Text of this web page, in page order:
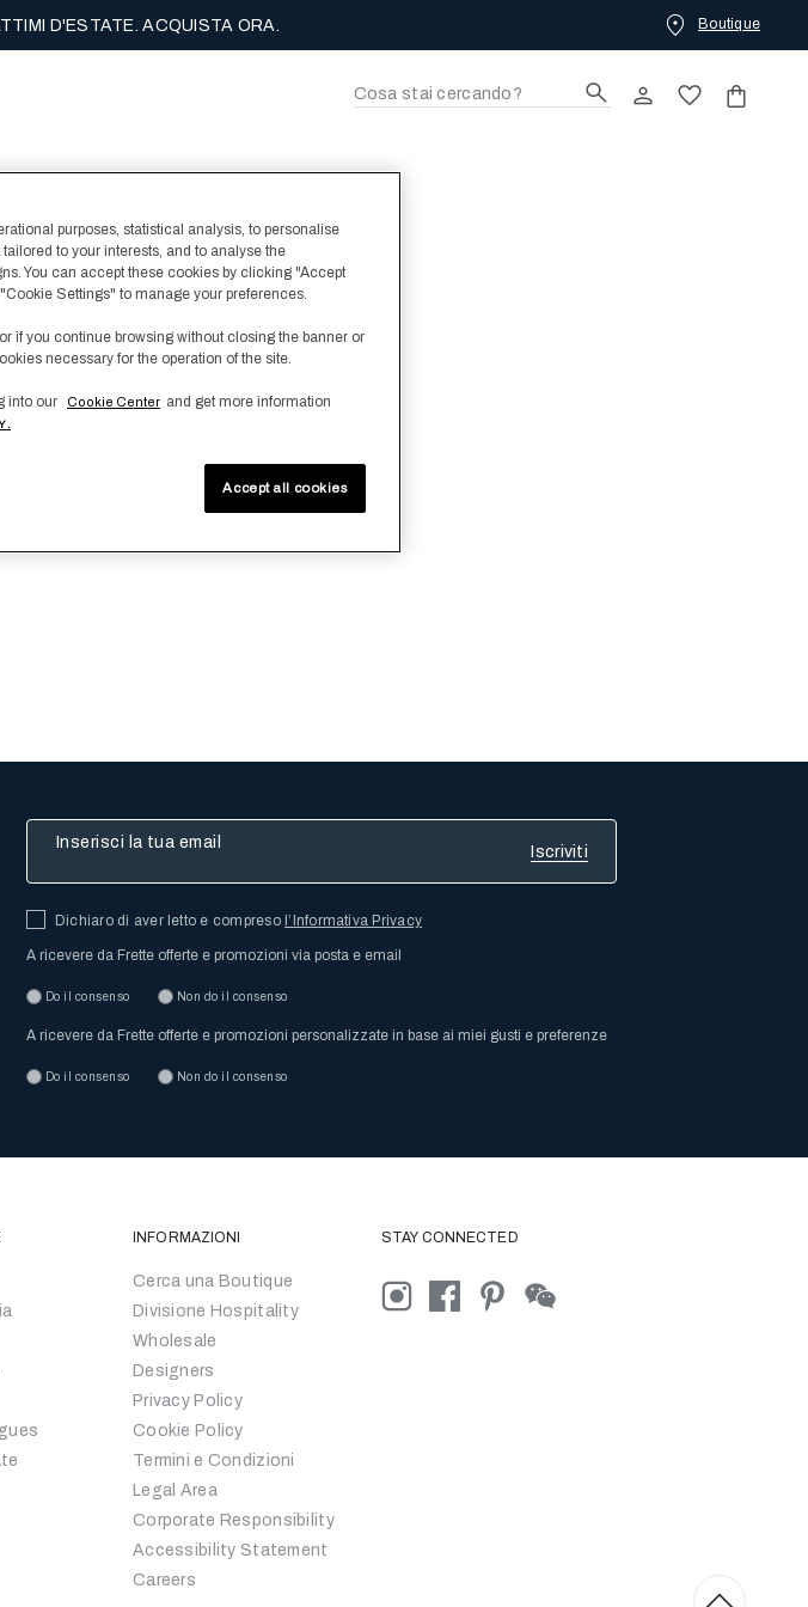
D'ESTATE. ACQUISTA ORA. Boutique
Inserisci la tua email
Dichiaro di aver letto e compreso l’Informativa Privacy
A ricevere da Frette offerte e promozioni via posta e email
Do il consenso Non do il consenso
A ricevere da Frette offerte e promozioni personalizzate in base ai miei gusti e preferenze
Do il consenso Non do il consenso
INFORMAZIONI
Cerca una Boutique
Divisione Hospitality
Wholesale
Designers
Privacy Policy
Cookie Policy
Termini e Condizioni
Legal Area
Corporate Responsibility
Accessibility Statement
Careers
STAY CONNECTED
purposes, statistical analysis, to personalise
to your interests, and to analyse the
You can accept these cookies by clicking "Accept
Settings" to manage your preferences.
if you continue browsing without closing the banner or
necessary for the operation of the site.
into our Cookie Center and get more information
.
Accept all cookies